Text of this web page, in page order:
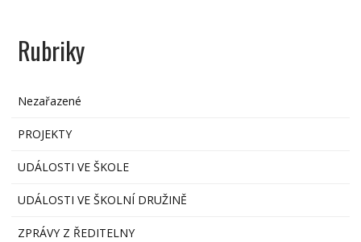
Rubriky
Nezařazené
PROJEKTY
UDÁLOSTI VE ŠKOLE
UDÁLOSTI VE ŠKOLNÍ DRUŽINĚ
ZPRÁVY Z ŘEDITELNY